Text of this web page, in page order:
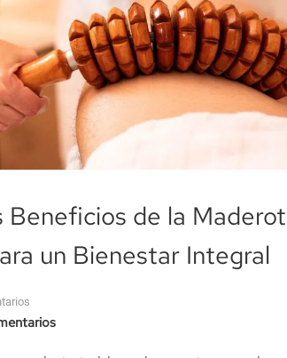
de la
un Bienestar Integral